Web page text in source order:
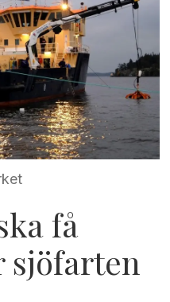
få
sjöfarten